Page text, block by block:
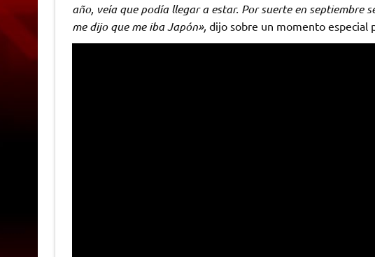
año, veía que podía llegar a estar. Por suerte en septiembre
me dijo que me iba Japón», dijo sobre un momento especial